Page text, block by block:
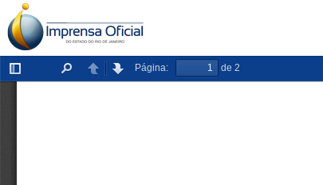
Exibir/ocultar
painel
LocalizarAnteriorPróxima
Página: de 2